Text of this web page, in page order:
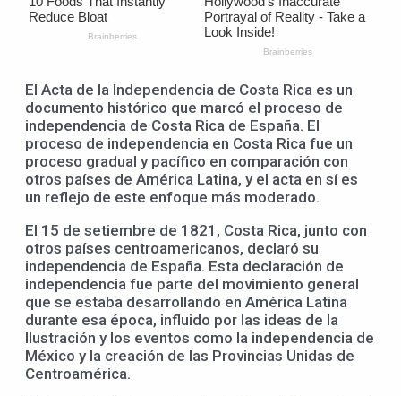
El Acta de la Independencia de Costa Rica es un
documento histórico que marcó el proceso de
independencia de Costa Rica de España. El
proceso de independencia en Costa Rica fue un
proceso gradual y pacífico en comparación con
otros países de América Latina, y el acta en sí es
un reflejo de este enfoque más moderado.
El 15 de setiembre de 1821, Costa Rica, junto con
otros países centroamericanos, declaró su
independencia de España. Esta declaración de
independencia fue parte del movimiento general
que se estaba desarrollando en América Latina
durante esa época, influido por las ideas de la
Ilustración y los eventos como la independencia de
México y la creación de las Provincias Unidas de
Centroamérica.